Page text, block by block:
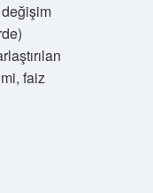
değişim
faiz